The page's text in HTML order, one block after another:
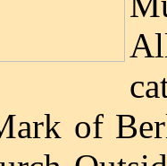
of